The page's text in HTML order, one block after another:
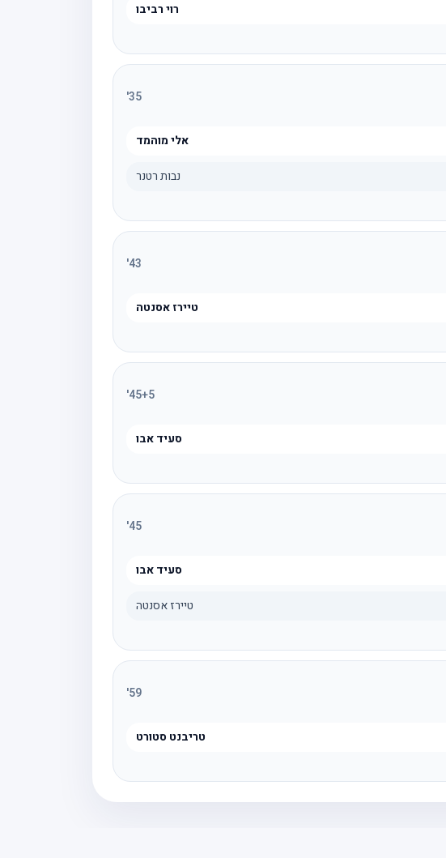
רוי רביבו
35
'
אלי מוהמד
נבות רטנר
43
'
טיירז אסנטה
45+5
'
סעיד אבו
45
'
סעיד אבו
טיירז אסנטה
59
'
טריבנט סטורט